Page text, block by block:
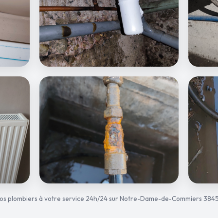
plombiers à votre service 24h/24 sur Notre-Dame-de-Commiers